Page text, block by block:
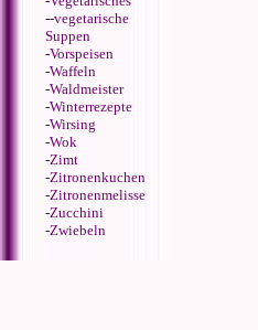
--vegetarische
Suppen
-Vorspeisen
-Waffeln
-Waldmeister
-Winterrezepte
-Wirsing
-Wok
-Zimt
-Zitronenkuchen
-Zitronenmelisse
-Zucchini
-Zwiebeln